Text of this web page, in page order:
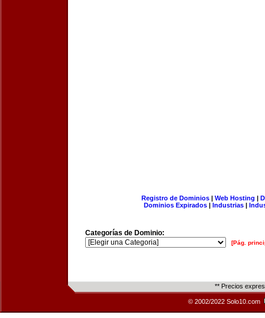
Registro de Dominios| Web Hosting |
Dominios Expirados | Industrias |
Categorías de Dominio:
[Pág.
** Precios
© 2002/2022 Solo10.com